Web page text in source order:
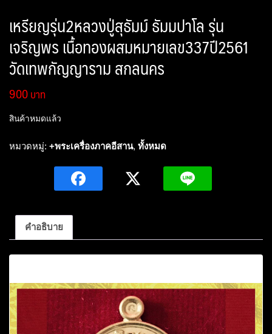
เหรียญรุ่น2หลวงปู่สุธัมม์ ธัมมปาโล รุ่น
เจริญพร เนื้อทองผสมหมายเลข337ปี2561
วัดเทพกัญญาราม สกลนคร
900
สินค้าหมดแล้ว
หมวดหมู่: +พระเครื่องภาคอีสาน, ทั้งหมด
คำอธิบาย